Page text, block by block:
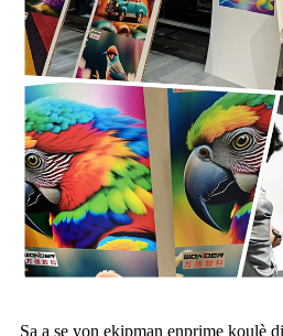
Sa a se yon ekipman enprime koulè